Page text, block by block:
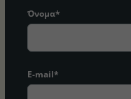
Όνομα*
E-mail*